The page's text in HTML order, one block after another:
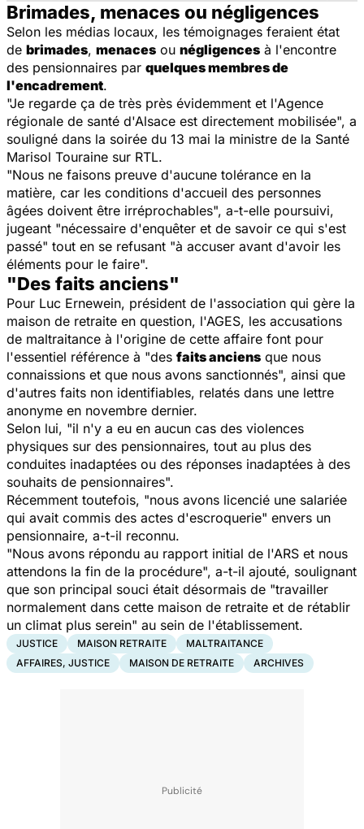
Brimades, menaces ou négligences
Selon les médias locaux, les témoignages feraient état
de brimades, menaces ou négligences à l'encontre
des pensionnaires par quelques membres de
l'encadrement.
"Je regarde ça de très près évidemment et l'Agence
régionale de santé d'Alsace est directement mobilisée", a
souligné dans la soirée du 13 mai la ministre de la Santé
Marisol Touraine sur RTL.
"Nous ne faisons preuve d'aucune tolérance en la
matière, car les conditions d'accueil des personnes
âgées doivent être irréprochables", a-t-elle poursuivi,
jugeant "nécessaire d'enquêter et de savoir ce qui s'est
passé" tout en se refusant "à accuser avant d'avoir les
éléments pour le faire".
"Des faits anciens"
Pour Luc Ernewein, président de l'association qui gère la
maison de retraite en question, l'AGES, les accusations
de maltraitance à l'origine de cette affaire font pour
l'essentiel référence à "des faits anciens que nous
connaissions et que nous avons sanctionnés", ainsi que
d'autres faits non identifiables, relatés dans une lettre
anonyme en novembre dernier.
Selon lui, "il n'y a eu en aucun cas des violences
physiques sur des pensionnaires, tout au plus des
conduites inadaptées ou des réponses inadaptées à des
souhaits de pensionnaires".
Récemment toutefois, "nous avons licencié une salariée
qui avait commis des actes d'escroquerie" envers un
pensionnaire, a-t-il reconnu.
"Nous avons répondu au rapport initial de l'ARS et nous
attendons la fin de la procédure", a-t-il ajouté, soulignant
que son principal souci était désormais de "travailler
normalement dans cette maison de retraite et de rétablir
un climat plus serein" au sein de l'établissement.
JUSTICE MAISON RETRAITE
MALTRAITANCE
AFFAIRES, JUSTICE
MAISON DE RETRAITE ARCHIVES